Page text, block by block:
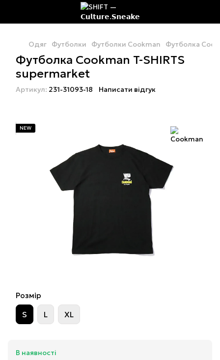
Одяг Футболки Футболки Cookman Футболка
Футболка Cookman T-SHIRTS
supermarket
Артикул: 231-31093-18 Написати відгук
NEW
Розмір
S L XL
В наявності